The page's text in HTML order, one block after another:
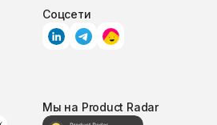
Соцсети
Мы на Product Radar